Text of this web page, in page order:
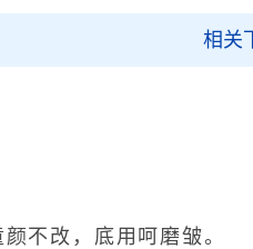
相关
不改，底用呵磨皱。